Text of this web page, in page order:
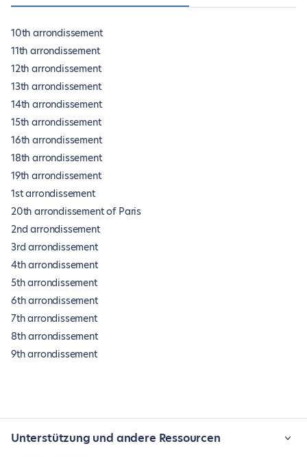
10th arrondissement
11th arrondissement
12th arrondissement
13th arrondissement
14th arrondissement
15th arrondissement
16th arrondissement
18th arrondissement
19th arrondissement
1st arrondissement
20th arrondissement of Paris
2nd arrondissement
3rd arrondissement
4th arrondissement
5th arrondissement
6th arrondissement
7th arrondissement
8th arrondissement
9th arrondissement
Unterstützung und andere Ressourcen